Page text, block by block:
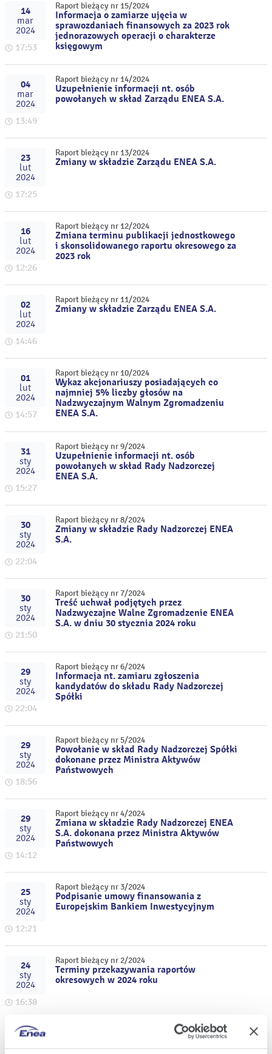
14
mar
2024
17:53
Raport bieżący nr 15/2024
Informacja o zamiarze ujęcia w
sprawozdaniach finansowych za 2023 rok
jednorazowych operacji o charakterze
księgowym
04
mar
2024
13:49
Raport bieżący nr 14/2024
Uzupełnienie informacji nt. osób
powołanych w skład Zarządu ENEA S.A.
23
lut
2024
17:25
Raport bieżący nr 13/2024
Zmiany w składzie Zarządu ENEA S.A.
16
lut
2024
12:26
Raport bieżący nr 12/2024
Zmiana terminu publikacji jednostkowego
i skonsolidowanego raportu okresowego za
2023 rok
02
lut
2024
14:46
Raport bieżący nr 11/2024
Zmiany w składzie Zarządu ENEA S.A.
01
lut
2024
14:57
Raport bieżący nr 10/2024
Wykaz akcjonariuszy posiadających co
najmniej 5% liczby głosów na
Nadzwyczajnym Walnym Zgromadzeniu
ENEA S.A.
31
sty
2024
15:27
Raport bieżący nr 9/2024
Uzupełnienie informacji nt. osób
powołanych w skład Rady Nadzorczej
ENEA S.A.
30
sty
2024
22:04
Raport bieżący nr 8/2024
Zmiany w składzie Rady Nadzorczej ENEA
S.A.
30
sty
2024
21:50
Raport bieżący nr 7/2024
Treść uchwał podjętych przez
Nadzwyczajne Walne Zgromadzenie ENEA
S.A. w dniu 30 stycznia 2024 roku
29
sty
2024
22:04
Raport bieżący nr 6/2024
Informacja nt. zamiaru zgłoszenia
kandydatów do składu Rady Nadzorczej
Spółki
29
sty
2024
18:56
Raport bieżący nr 5/2024
Powołanie w skład Rady Nadzorczej Spółki
dokonane przez Ministra Aktywów
Państwowych
29
sty
2024
14:12
Raport bieżący nr 4/2024
Zmiana w składzie Rady Nadzorczej ENEA
S.A. dokonana przez Ministra Aktywów
Państwowych
25
sty
2024
12:21
Raport bieżący nr 3/2024
Podpisanie umowy finansowania z
Europejskim Bankiem Inwestycyjnym
24
sty
2024
16:38
Raport bieżący nr 2/2024
Terminy przekazywania raportów
okresowych w 2024 roku
18
sty
Zmiana projektu uchwały Nadzwyczajnego